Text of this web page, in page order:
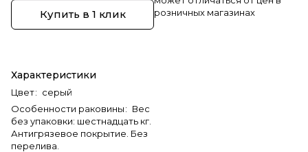
Купить в 1 клик
Характеристики
Цвет: серый
Особенности раковины: Вес
без упаковки: шестнадцать кг.
Антигрязевое покрытие. Без
перелива.
розничных магазинах